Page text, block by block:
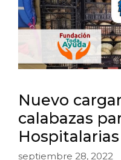
Nuevo
calabazas
Hospitalarias
septiembre 28, 2022